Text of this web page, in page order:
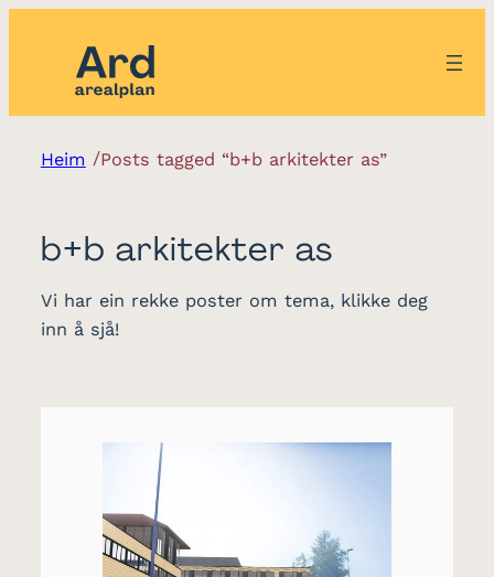
Heim /Posts tagged “b+b arkitekter as”
b+b arkitekter as
Vi har ein rekke poster om tema, klikke deg
inn å sjå!